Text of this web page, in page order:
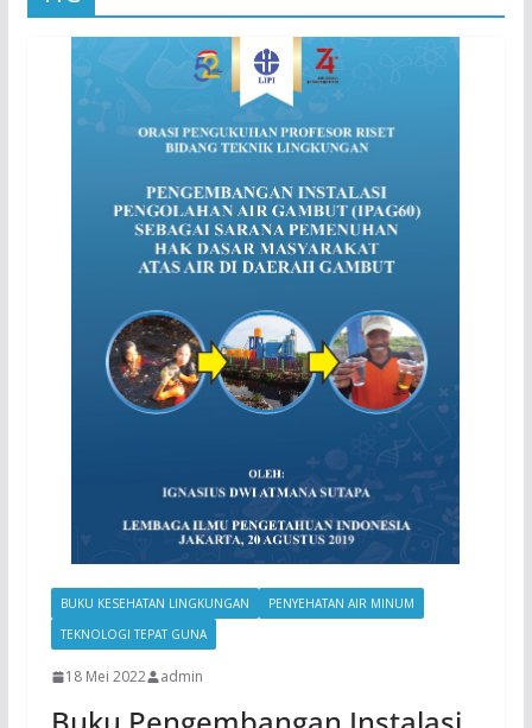
BUKU KESEHATAN LINGKUNGAN
PENYEHATAN AIR MINUM
TEKNOLOGI TEPAT GUNA
18 Mei 2022 admin